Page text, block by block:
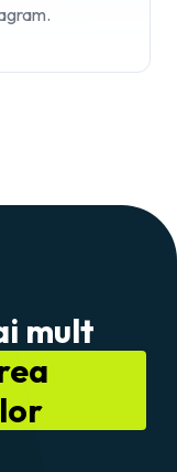
mult